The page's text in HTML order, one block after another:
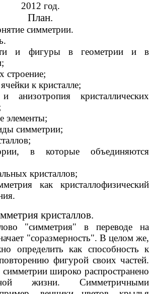
2012 год.
План.
симметрии.
и фигуры в геометрии и в
строение;
к кристалле;
анизотропия кристаллических
элементы;
симметрии;
в которые объединяются
кристаллов;
как кристаллофизический
кристаллов.
"симметрия" в переводе на
"соразмерность". В целом же,
определить как способность к
фигурой своих частей.
симметрии широко распространено
жизни. Симметричными